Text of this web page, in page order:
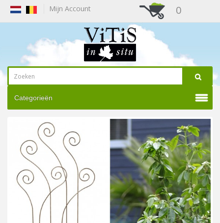
Mijn Account 0
Categorieën